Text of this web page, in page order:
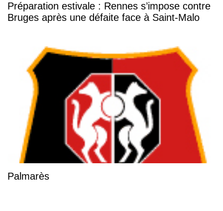
Préparation estivale : Rennes s’impose contre
Bruges après une défaite face à Saint-Malo
Palmarès